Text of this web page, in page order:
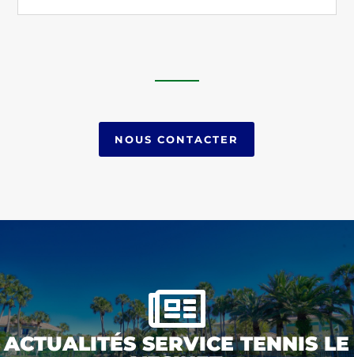
NOUS CONTACTER

ACTUALITÉS SERVICE TENNIS LE